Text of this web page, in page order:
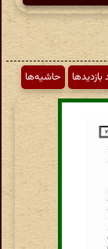
بازدیدها حاشیه‌ها